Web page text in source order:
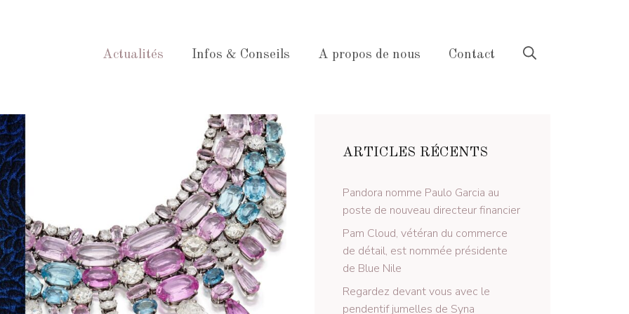
Actualités Infos & Conseils A propos de nous Contact
ARTICLES RÉCENTS
Pandora nomme Paulo Garcia au
poste de nouveau directeur financier
Pam Cloud, vétéran du commerce
de détail, est nommée présidente
de Blue Nile
Regardez devant vous avec le
pendentif jumelles de Syna